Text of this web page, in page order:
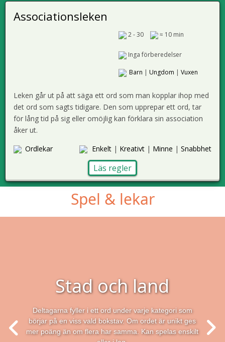
Associationsleken
2 - 30 ≈ 10 min
Inga förberedelser
Barn | Ungdom | Vuxen
Leken går ut på att säga ett ord som man kopplar ihop med
det ord som sagts tidigare. Den som upprepar ett ord, tar
för lång tid på sig eller omöjlig kan förklara sin association
åker ut.
Ordlekar
Enkelt | Kreativt | Minne | Snabbhet
Läs regler
Spel & lekar
Stad och land
Deltagarna fyller i ett ord under varje kategori som
börjar på en viss vald bokstav. Om ordet är unikt ges
mer poäng än om flera har samma. Kan spelas enskilt